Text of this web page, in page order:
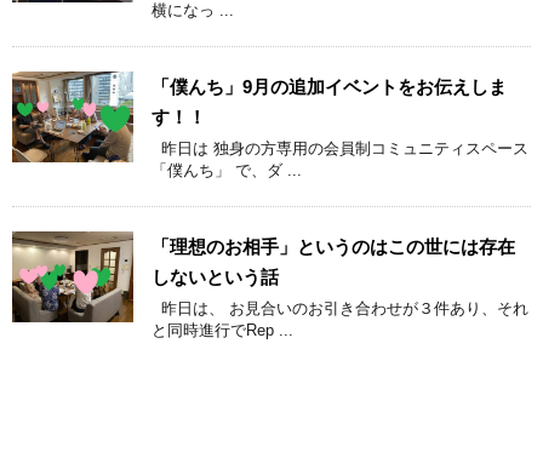
横になっ ...
「僕んち」9月の追加イベントをお伝えしま
す！！
昨日は 独身の方専用の会員制コミュニティスペース
「僕んち」 で、ダ ...
「理想のお相手」というのはこの世には存在
しないという話
昨日は、 お見合いのお引き合わせが３件あり、それ
と同時進行でRep ...